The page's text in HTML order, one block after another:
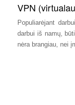
VPN
Populiarėjant
darbui iš namų,
nėra brangiau, nei